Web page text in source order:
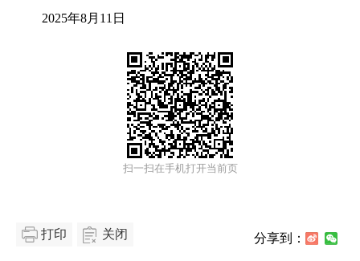
2025年8月11日
扫一扫在手机打开当前页
打印 关闭 分享到：